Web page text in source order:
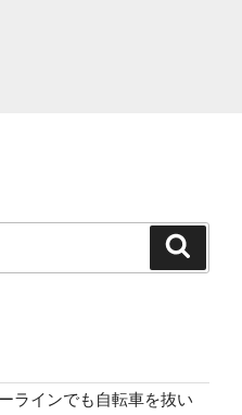
ラインでも自転車を抜い